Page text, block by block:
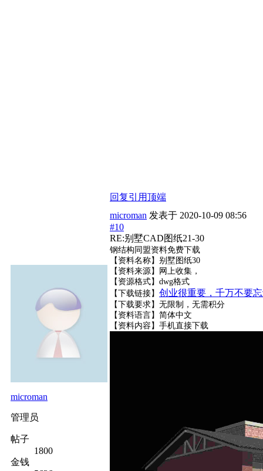
回复引用顶端
microman
管理员
帖子
1800
金钱
microman 发表于 2020-10-09 08:56
#10
RE:别墅CAD图纸21-30
钢结构同盟资料免费下载
【资料名称】别墅图纸30
【资料来源】网上收集，
【资源格式】dwg格式
【下载链接】 创业很重要，千万不要
【下载要求】无限制，无需积分
【资料语言】简体中文
【资料内容】 手机直接下载